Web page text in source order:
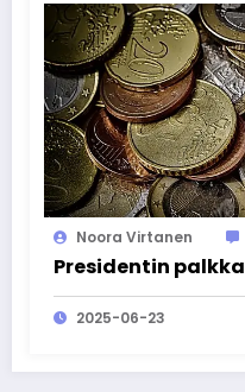
Noora Virtanen
Presidentin palkka
2025-06-23